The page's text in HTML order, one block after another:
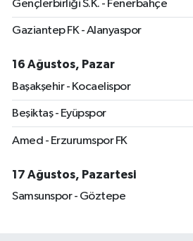
Gençlerbirliği S.K. - Fenerbahçe
Gaziantep FK - Alanyaspor
16 Ağustos, Pazar
Başakşehir - Kocaelispor
Beşiktaş - Eyüpspor
Amed - Erzurumspor FK
17 Ağustos, Pazartesi
Samsunspor - Göztepe